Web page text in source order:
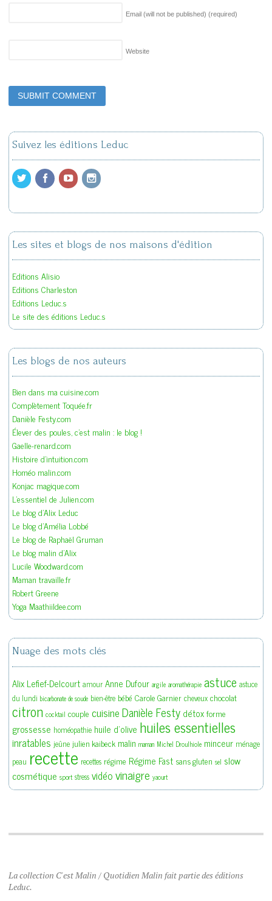
Email (will not be published) (required)
Website
Suivez les éditions Leduc
Les sites et blogs de nos maisons d'édition
Editions Alisio
Editions Charleston
Editions Leduc.s
Le site des éditions Leduc.s
Les blogs de nos auteurs
Bien dans ma cuisine.com
Complètement Toquée.fr
Danièle Festy.com
Élever des poules, c'est malin : le blog !
Gaelle-renard.com
Histoire d'intuition.com
Homéo malin.com
Konjac magique.com
L'essentiel de Julien.com
Le blog d'Alix Leduc
Le blog d'Amélia Lobbé
Le blog de Raphaël Gruman
Le blog malin d'Alix
Lucile Woodward.com
Maman travaille.fr
Robert Greene
Yoga Maathiildee.com
Nuage des mots clés
Alix Lefief-Delcourt amour Anne Dufour argile aromathérapie astuce astuce
du lundi bicarbonate de soude bien-être bébé Carole Garnier cheveux chocolat
citron cocktail couple cuisineDanièle Festy détoxforme
grossesse homéopathie huile d'olive huiles essentielles
inratables jeûne julien kaibeck malin maman Michel Droulhiole minceur ménage
peau recette recettes régime Régime Fast sans gluten sel slow
cosmétique sport stress vidéovinaigre yaourt
La collection C'est Malin / Quotidien Malin fait partie des éditions
Leduc.